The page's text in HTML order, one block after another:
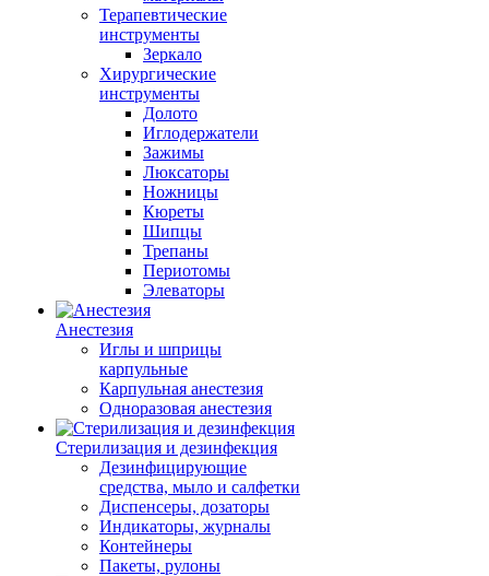
Терапевтические
инструменты
Зеркало
Хирургические
инструменты
Долото
Иглодержатели
Зажимы
Люксаторы
Ножницы
Кюреты
Шипцы
Трепаны
Периотомы
Элеваторы
Анестезия
Иглы и шприцы
карпульные
Карпульная анестезия
Одноразовая анестезия
Стерилизация и дезинфекция
Дезинфицирующие
средства, мыло и салфетки
Диспенсеры, дозаторы
Индикаторы, журналы
Контейнеры
Пакеты, рулоны